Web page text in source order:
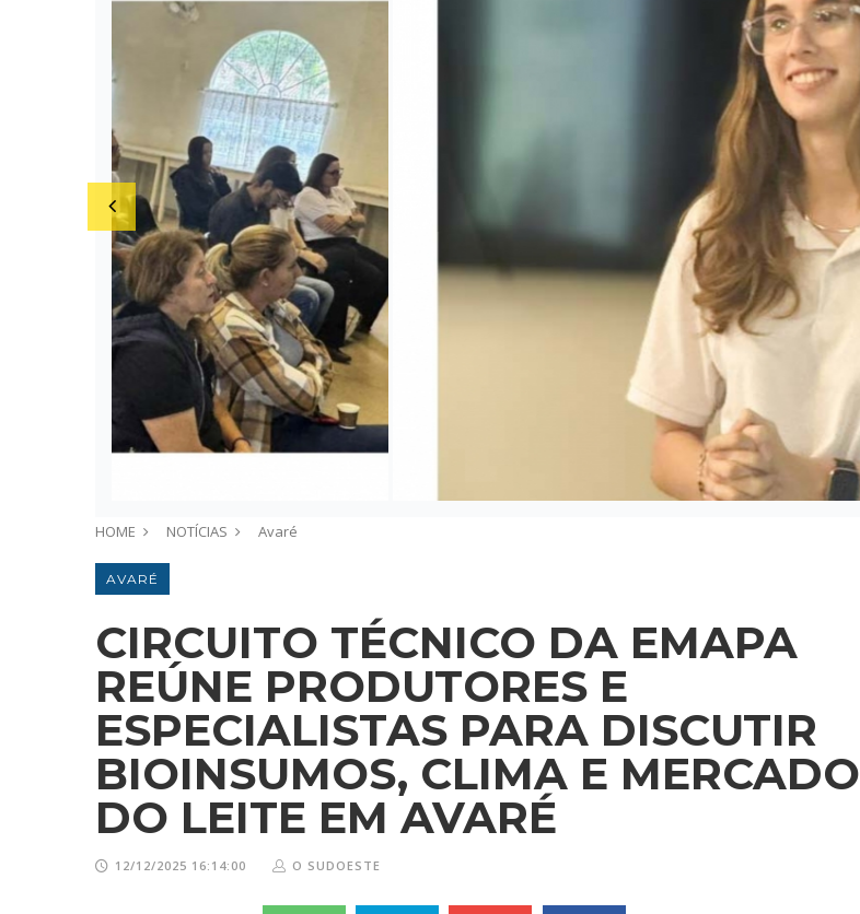
HOME NOTÍCIAS Avaré
AVARÉ
CIRCUITO TÉCNICO DA EMAPA
REÚNE PRODUTORES E
ESPECIALISTAS PARA DISCUTIR
BIOINSUMOS, CLIMA E MERCADO
DO LEITE EM AVARÉ
12/12/2025 16:14:00 O SUDOESTE